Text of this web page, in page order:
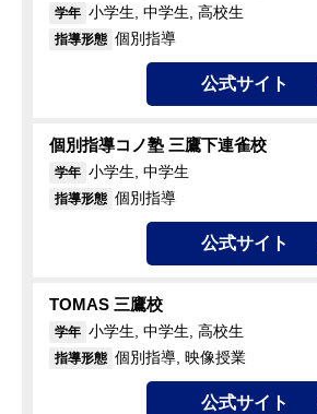
学年 小学生, 中学生, 高校生
指導形態 個別指導
公式サイト
個別指導コノ塾 三鷹下連雀校
学年 小学生, 中学生
指導形態 個別指導
公式サイト
TOMAS 三鷹校
学年 小学生, 中学生, 高校生
指導形態 個別指導, 映像授業
公式サイト